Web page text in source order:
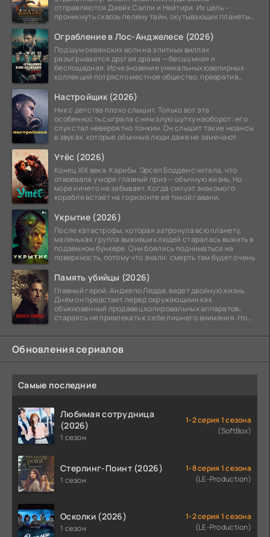
отправляются Джейк Салли и Нейтири. Их цель –
проникнуть сквозь пелену тайн, окутывающих планеты
Ограбление в Лос-Анджелесе (2026)
Под шум океанских волн на элитных виллах
разыгрывается другая драма — бесшумная и
беспощадная. Исчезновение уникальных ювелирных
коллекций потрясло местное общество, превратив
Настройщик (2026)
Ник с детства плохо слышит. Только вот эта
особенность сыграла с ним злую шутку наоборот: его
слух стал невероятно тонким. Он слышит такие нюансы
в звуках, которые обычные люди даже не замечают.
Утёс (2026)
Конец XIX века. Карибы. Эрсел Бодден считала, что
отвоевала у моря главный приз — обычную жизнь. Но
море ничего не забывает. Когда силуэт знакомого
корабля встаёт на горизонте её тихой гавани,
Укрытие (2026)
После катастрофы, которая затронула всю планету,
маленькая группа выживших людей старалась выжить в
подземном бункере. Они боялись подниматься на
поверхность, потому что знали: смерть там будет очень
Память убийцы (2026)
Главный герой, Анджело Ледде, ведет двойную жизнь.
Днем он предстает перед окружающими как
обыкновенный продавец копировальных аппаратов,
стараясь не привлекать к себе лишнего внимания. Но
Обновления сериалов
Самые последние
Любимая сотрудница
(2026)
1 сезон
1-2 серия 1 сезона
(SoftBox)
Стерлинг-Поинт (2026)
1 сезон
1-8 серия 1 сезона
(LE-Production)
Осколки (2026)
1 сезон
1-2 серия 1 сезона
(LE-Production)